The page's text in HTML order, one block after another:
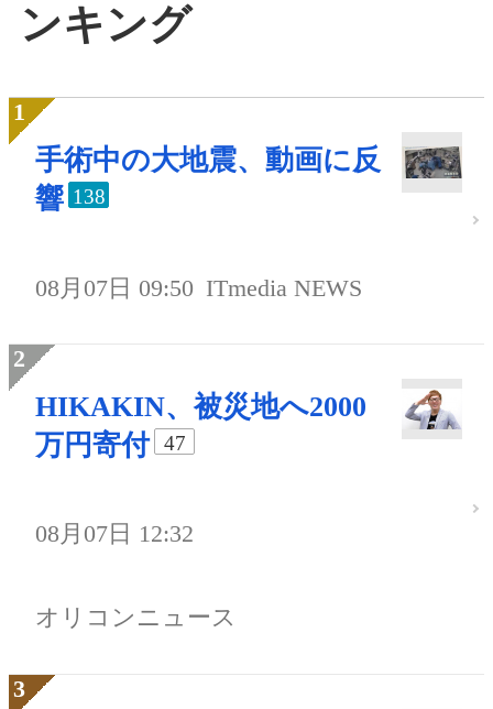
ンキング
手術中の大地震、動画に反
響 138
08月07日 09:50 ITmedia NEWS
HIKAKIN、被災地へ2000
万円寄付
47
08月07日 12:32
オリコンニュース